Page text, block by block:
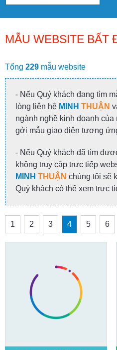
MẪU WEBSITE BẤT
Tổng 229 mẫu website
- Nếu Quý khách đang tìm
lòng liên hệ MINH THUẬN
ngành nghề kinh doanh của
gởi mẫu giao diện tương
- Nếu Quý khách đã tìm
không truy cập trực tiếp
MINH THUẬN chúng tôi sẽ
Quý khách có thể xem trực
1 2 3 4 5 6